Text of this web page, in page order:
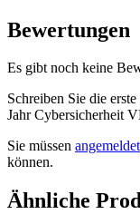
Bewertungen
Es gibt noch keine
Schreiben Sie die
Jahr Cybersicherheit
Sie müssen angemeldet
können.
Ähnliche